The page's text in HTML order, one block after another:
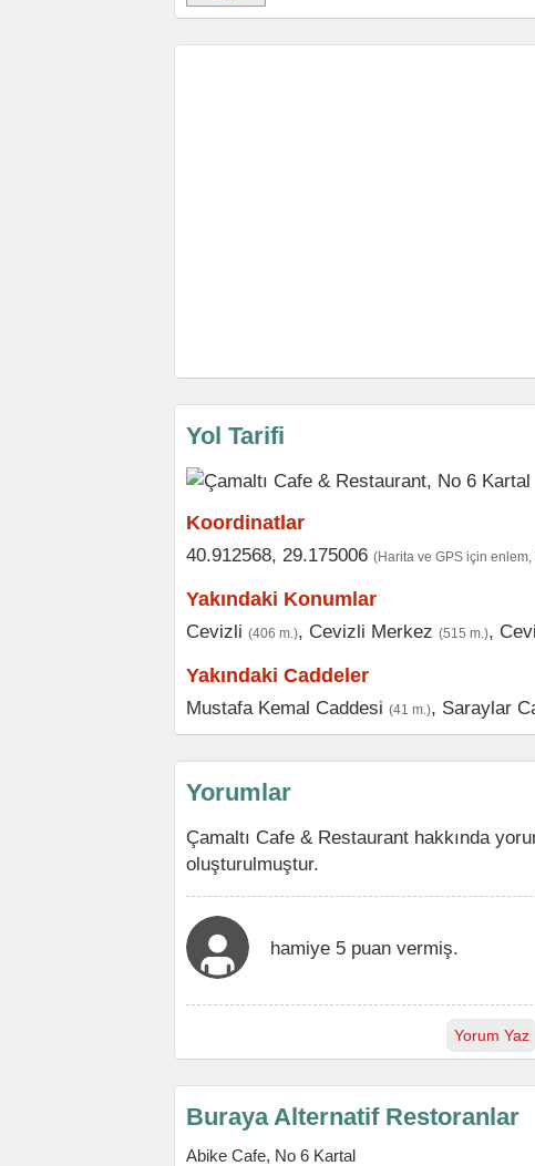
Yol Tarifi
Koordinatlar
40.912568, 29.175006 (Harita ve GPS için
Yakındaki Konumlar
Cevizli (406 m.), Cevizli Merkez (515 m.),
Yakındaki Caddeler
Mustafa Kemal Caddesi (41 m.), Saraylar
Yorumlar
Çamaltı Cafe & Restaurant hakkında
oluşturulmuştur.
hamiye 5 puan vermiş.
Yorum Yaz
Buraya Alternatif Restoranlar
Abike Cafe, No 6 Kartal